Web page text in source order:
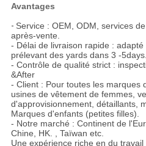
Avantages
- Service : OEM, ODM, services
après-vente.
- Délai de livraison rapide :
prélevant des yards dans 3 -5days.
- Contrôle de qualité strict :
&After
- Client : Pour toutes les marques
usines de vêtement de femmes,
d'approvisionnement, détaillants,
Marques d'enfants (petites filles).
- Notre marché : Continent de
Chine, HK. , Taïwan etc.
Une expérience riche en du